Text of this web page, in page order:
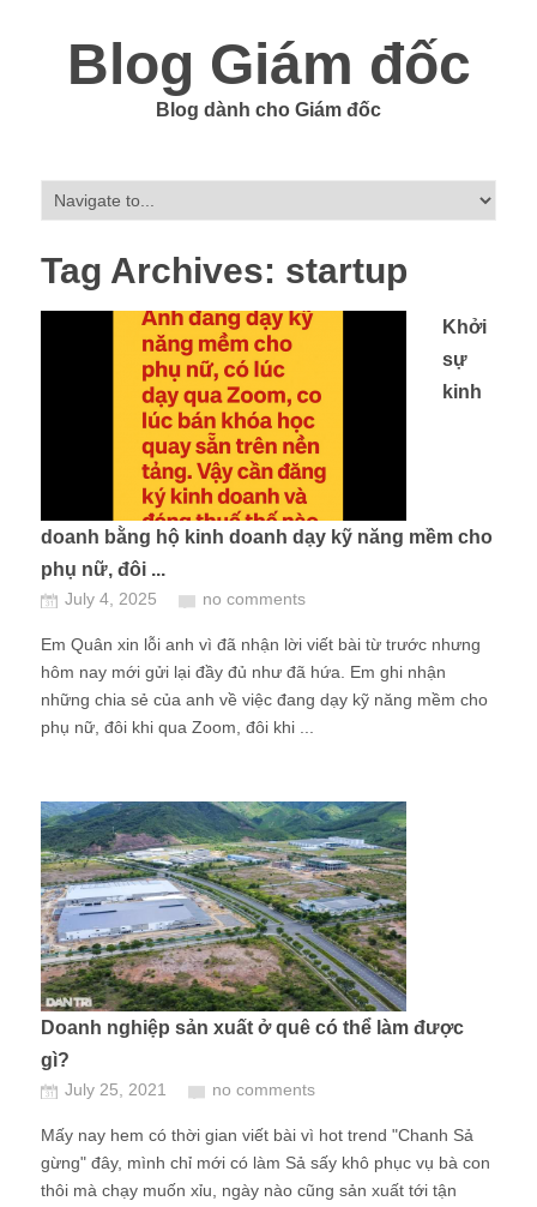
Blog Giám đốc
Blog dành cho Giám đốc
Tag Archives: startup
Khởi
sự
kinh
doanh bằng hộ kinh doanh dạy kỹ năng mềm cho
phụ nữ, đôi ...
July 4, 2025 no comments
Em Quân xin lỗi anh vì đã nhận lời viết bài từ trước nhưng
hôm nay mới gửi lại đầy đủ như đã hứa. Em ghi nhận
những chia sẻ của anh về việc đang dạy kỹ năng mềm cho
phụ nữ, đôi khi qua Zoom, đôi khi ...
Doanh nghiệp sản xuất ở quê có thể làm được
gì?
July 25, 2021 no comments
Mấy nay hem có thời gian viết bài vì hot trend "Chanh Sả
gừng" đây, mình chỉ mới có làm Sả sấy khô phục vụ bà con
thôi mà chạy muốn xỉu, ngày nào cũng sản xuất tới tận